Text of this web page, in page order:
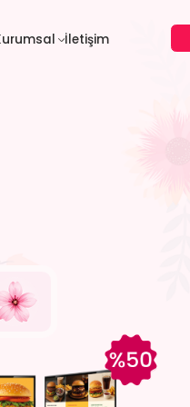
İletişim